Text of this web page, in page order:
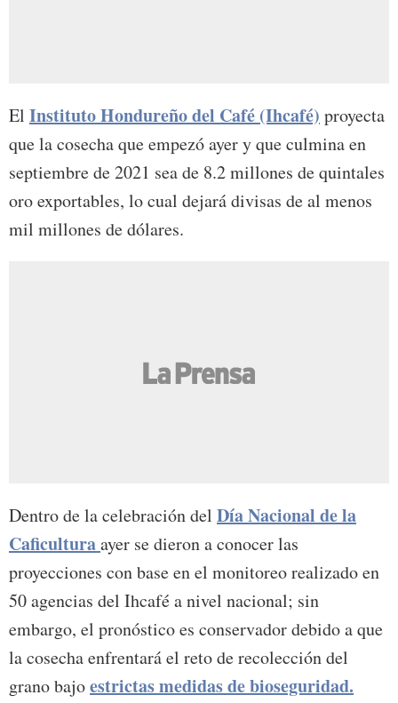
El Instituto Hondureño del Café (Ihcafé) proyecta
que la cosecha que empezó ayer y que culmina en
septiembre de 2021 sea de 8.2 millones de quintales
oro exportables, lo cual dejará divisas de al menos
mil millones de dólares.
Dentro de la celebración del Día Nacional de la
Caficulturaayer se dieron a conocer las
proyecciones con base en el monitoreo realizado en
50 agencias del Ihcafé a nivel nacional; sin
embargo, el pronóstico es conservador debido a que
la cosecha enfrentará el reto de recolección del
grano bajoestrictas medidas de bioseguridad.